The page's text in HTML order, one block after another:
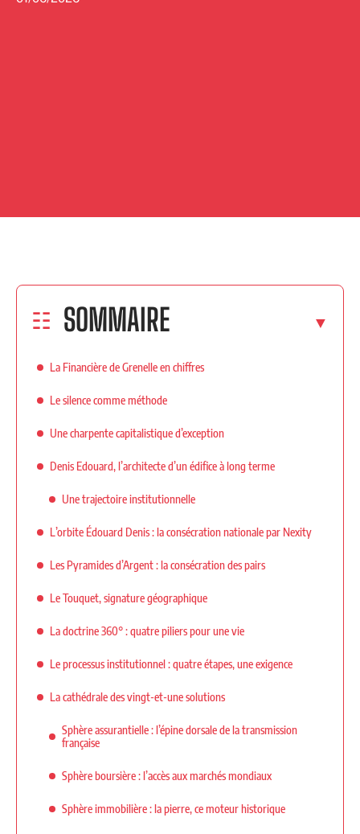
SOMMAIRE
La Financière de Grenelle en chiffres
Le silence comme méthode
Une charpente capitalistique d’exception
Denis Edouard, l’architecte d’un édifice à long terme
Une trajectoire institutionnelle
L’orbite Édouard Denis : la consécration nationale par Nexity
Les Pyramides d’Argent : la consécration des pairs
Le Touquet, signature géographique
La doctrine 360° : quatre piliers pour une vie
Le processus institutionnel : quatre étapes, une exigence
La cathédrale des vingt-et-une solutions
Sphère assurantielle : l’épine dorsale de la transmission
française
Sphère boursière : l’accès aux marchés mondiaux
Sphère immobilière : la pierre, ce moteur historique